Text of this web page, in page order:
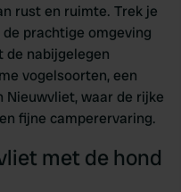
rust en ruimte. Trek je
prachtige omgeving
de nabijgelegen
vogelsoorten, een
Nieuwvliet, waar de rijke
fijne camperervaring.
met de hond